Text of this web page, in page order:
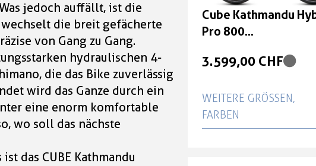
jedoch auffällt, ist die
die breit gefächerte
von Gang zu Gang.
hydraulischen 4-
die das Bike zuverlässig
wird das Ganze durch ein
eine enorm komfortable
wo soll das nächste
das CUBE Kathmandu
Cube Kathmandu
Pro 800
Trapeze 50 cm
3.599,00 CHF
WEITERE GRÖSSEN, F
ARBEN